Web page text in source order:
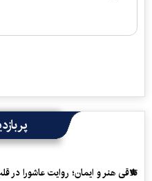
تلاقی هنر و ایمان؛ روایت عاشورا در